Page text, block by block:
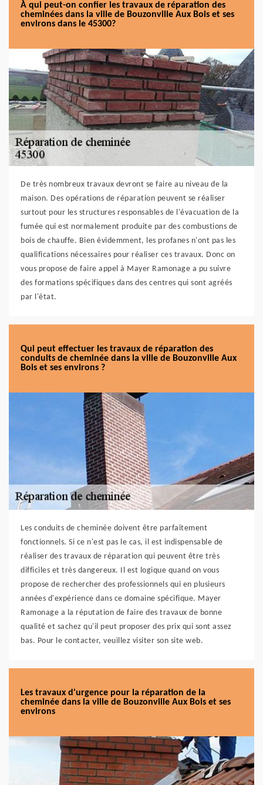
À qui peut-on confier les travaux de réparation des
cheminées dans la ville de Bouzonville Aux Bois et ses
environs dans le 45300?
De très nombreux travaux devront se faire au niveau de la
maison. Des opérations de réparation peuvent se réaliser
surtout pour les structures responsables de l'évacuation de la
fumée qui est normalement produite par des combustions de
bois de chauffe. Bien évidemment, les profanes n'ont pas les
qualifications nécessaires pour réaliser ces travaux. Donc on
vous propose de faire appel à Mayer Ramonage a pu suivre
des formations spécifiques dans des centres qui sont agréés
par l'état.
Qui peut effectuer les travaux de réparation des
conduits de cheminée dans la ville de Bouzonville Aux
Bois et ses environs ?
Les conduits de cheminée doivent être parfaitement
fonctionnels. Si ce n'est pas le cas, il est indispensable de
réaliser des travaux de réparation qui peuvent être très
difficiles et très dangereux. Il est logique quand on vous
propose de rechercher des professionnels qui en plusieurs
années d'expérience dans ce domaine spécifique. Mayer
Ramonage a la réputation de faire des travaux de bonne
qualité et sachez qu'il peut proposer des prix qui sont assez
bas. Pour le contacter, veuillez visiter son site web.
Les travaux d'urgence pour la réparation de la
cheminée dans la ville de Bouzonville Aux Bois et ses
environs